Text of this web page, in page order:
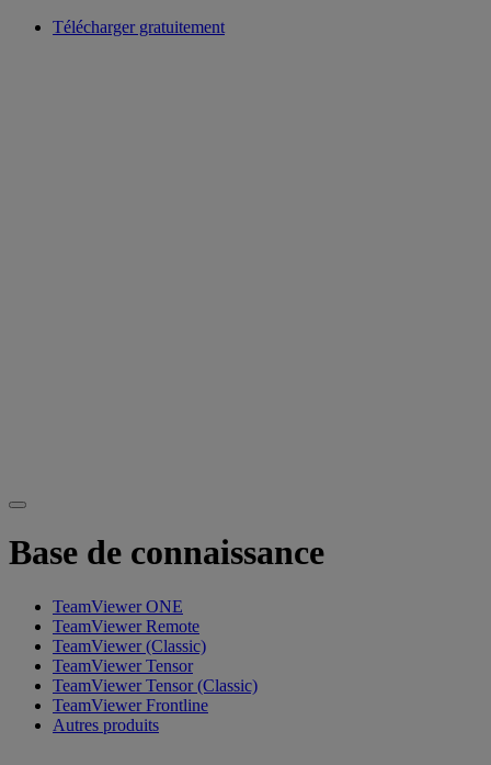
Télécharger gratuitement
Base de connaissance
TeamViewer ONE
TeamViewer Remote
TeamViewer (Classic)
TeamViewer Tensor
TeamViewer Tensor (Classic)
TeamViewer Frontline
Autres produits